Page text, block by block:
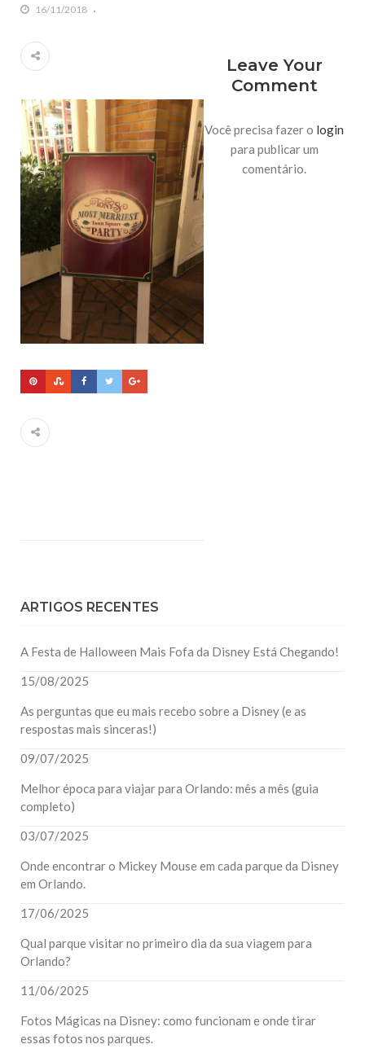
16/11/2018
Leave Your
Comment
Você precisa fazer o login
para publicar um
comentário.
ARTIGOS RECENTES
A Festa de Halloween Mais Fofa da Disney Está Chegando!
15/08/2025
As perguntas que eu mais recebo sobre a Disney (e as
respostas mais sinceras!)
09/07/2025
Melhor época para viajar para Orlando: mês a mês (guia
completo)
03/07/2025
Onde encontrar o Mickey Mouse em cada parque da Disney
em Orlando.
17/06/2025
Qual parque visitar no primeiro dia da sua viagem para
Orlando?
11/06/2025
Fotos Mágicas na Disney: como funcionam e onde tirar
essas fotos nos parques.